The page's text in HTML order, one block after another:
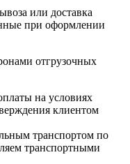
или доставка
при оформлении
отгрузочных
на условиях
клиентом
транспортом по
транспортными